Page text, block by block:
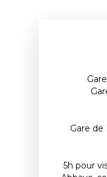
Gare de
5h pour